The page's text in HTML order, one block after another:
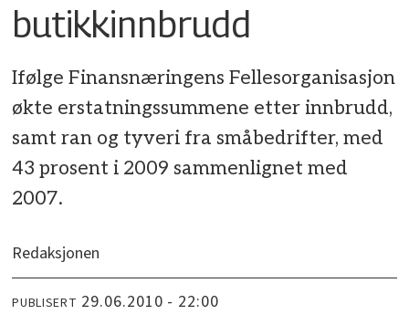
butikkinnbrudd
Ifølge Finansnæringens Fellesorganisasjon
økte erstatningssummene etter innbrudd,
samt ran og tyveri fra småbedrifter, med
43 prosent i 2009 sammenlignet med
2007.
Redaksjonen
PUBLISERT
29.06.2010 - 22:00